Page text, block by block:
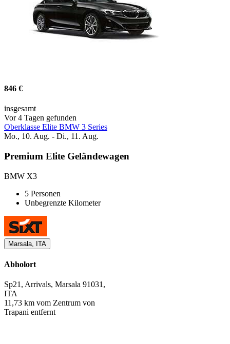
846 €
insgesamt
Vor 4 Tagen gefunden
Oberklasse Elite BMW 3 Series
Mo., 10. Aug. - Di., 11. Aug.
Premium Elite Geländewagen
BMW X3
5 Personen
Unbegrenzte Kilometer
Marsala, ITA
Abholort
Sp21, Arrivals, Marsala 91031,
ITA
11,73 km vom Zentrum von
Trapani entfernt